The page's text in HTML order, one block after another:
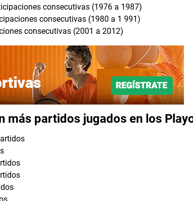
consecutivas (1976 a 1987)
consecutivas (1980 a 1 991)
consecutivas (2001 a 2012)
más partidos jugados en los